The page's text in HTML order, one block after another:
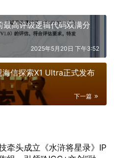
高评级逻辑代码双满分
2025年5月20日 下午3:52
信探索X1 Ultra正式发布
下一篇
牵头成立《水浒将星录》IP